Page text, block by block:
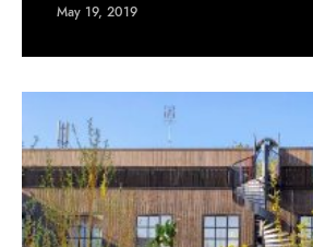
May 19, 2019